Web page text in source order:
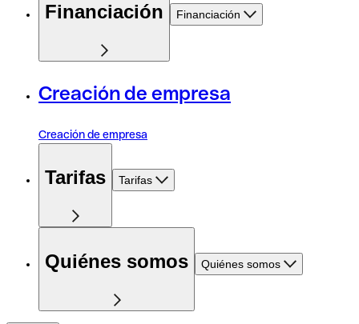
Financiación Financiación
Creación de empresa
Creación de empresa
Tarifas Tarifas
Quiénes somos Quiénes somos